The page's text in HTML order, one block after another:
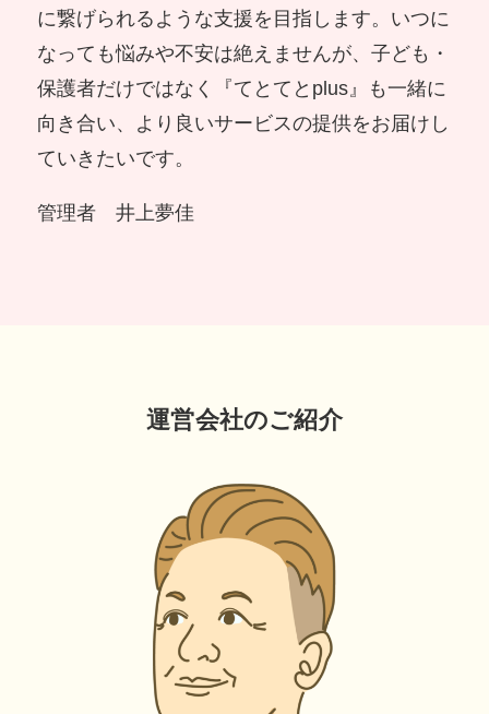
に繋げられるような支援を目指します。いつに
なっても悩みや不安は絶えませんが、子ども・
保護者だけではなく『てとてとplus』も一緒に
向き合い、より良いサービスの提供をお届けし
ていきたいです。
管理者 井上夢佳
運営会社のご紹介